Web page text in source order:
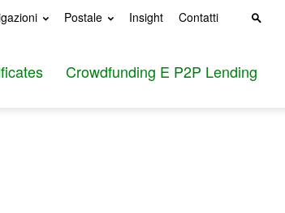
Postale Insight Contatti
Crowdfunding E P2P Lending